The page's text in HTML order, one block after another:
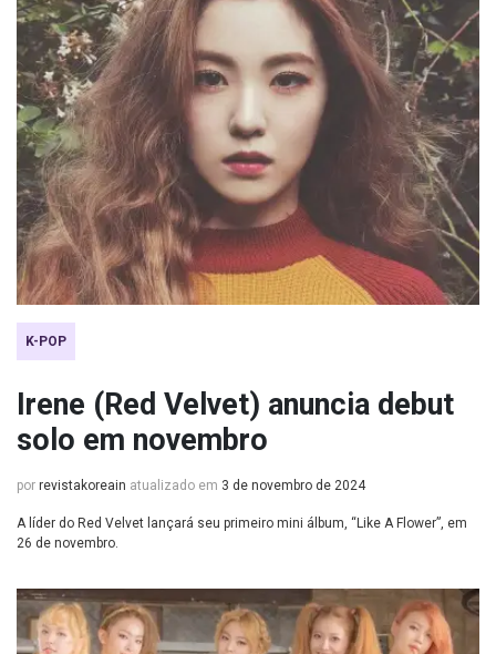
K-POP
Irene (Red Velvet) anuncia debut
solo em novembro
por revistakoreain atualizado em 3 de novembro de 2024
A líder do Red Velvet lançará seu primeiro mini álbum, “Like A Flower”, em
26 de novembro.